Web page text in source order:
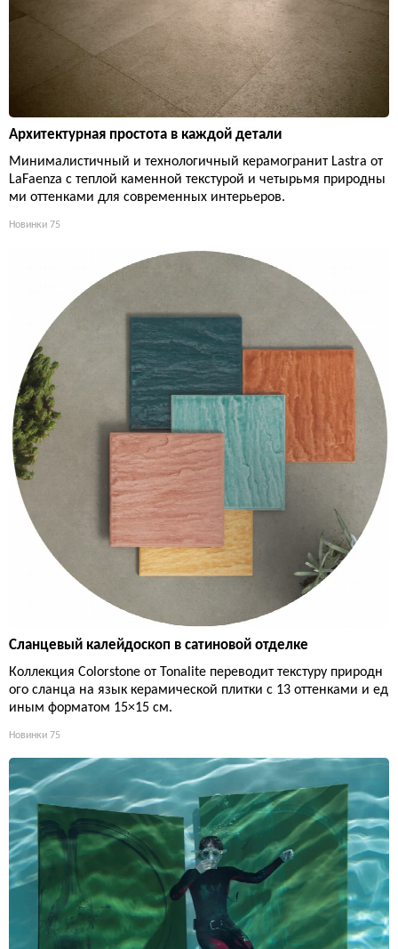
Архитектурная простота в каждой детали
Минималистичный и технологичный керамогранит Lastra от
LaFaenza с теплой каменной текстурой и четырьмя природны
ми оттенками для современных интерьеров.
Новинки 75
Сланцевый калейдоскоп в сатиновой отделке
Коллекция Colorstone от Tonalite переводит текстуру природн
ого сланца на язык керамической плитки с 13 оттенками и ед
иным форматом 15×15 см.
Новинки 75